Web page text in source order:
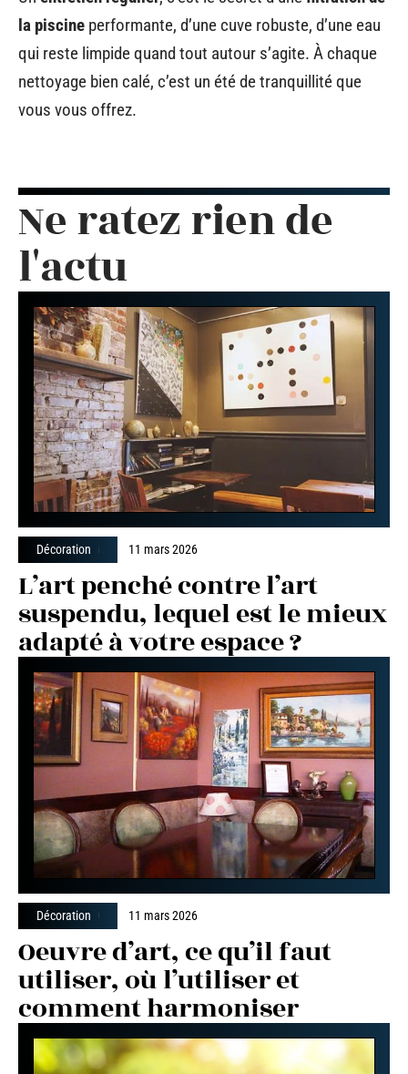
la piscine performante, d’une cuve robuste, d’une eau
qui reste limpide quand tout autour s’agite. À chaque
nettoyage bien calé, c’est un été de tranquillité que
vous vous offrez.
Ne ratez rien de
l'actu
Décoration 11 mars 2026
L’art penché contre l’art
suspendu, lequel est le mieux
adapté à votre espace ?
Décoration 11 mars 2026
Oeuvre d’art, ce qu’il faut
utiliser, où l’utiliser et
comment harmoniser